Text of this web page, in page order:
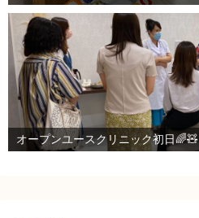
オープンユースクリニック初日🌈🧸